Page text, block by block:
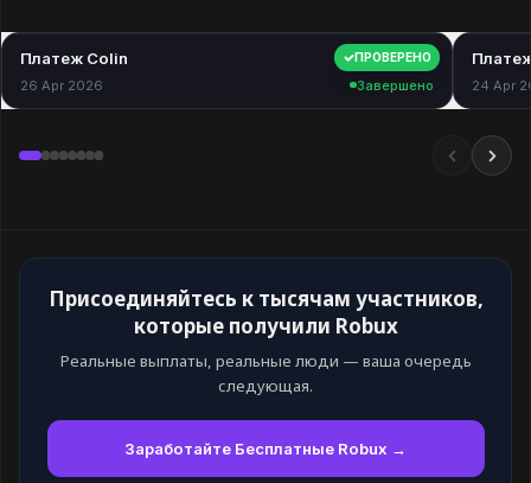
ПРОВЕРЕНО
Платеж Colin $40.00
26 Apr 2026 Завершено 24 Apr
Присоединяйтесь к тысячам участников,
которые получили Robux
Реальные выплаты, реальные люди — ваша очередь
следующая.
Заработайте Бесплатные Robux →